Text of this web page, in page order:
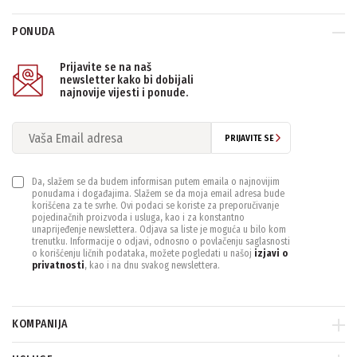
PONIŠTITE SVE FILTERE
PONUDA
Prijavite se na naš
newsletter kako bi dobijali
najnovije vijesti i ponude.
PRIJAVITE SE
Da, slažem se da budem informisan putem emaila o najnovijim
ponudama i događajima. Slažem se da moja email adresa bude
korišćena za te svrhe. Ovi podaci se koriste za preporučivanje
pojedinačnih proizvoda i usluga, kao i za konstantno
unaprijeđenje newslettera. Odjava sa liste je moguća u bilo kom
trenutku. Informacije o odjavi, odnosno o povlačenju saglasnosti
o korišćenju ličnih podataka, možete pogledati u našoj izjavi o
privatnosti, kao i na dnu svakog newslettera.
KOMPANIJA